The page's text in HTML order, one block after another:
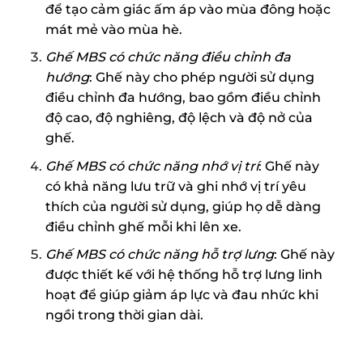
để tạo cảm giác ấm áp vào mùa đông hoặc
mát mẻ vào mùa hè.
Ghế MBS có chức năng điều chỉnh đa
hướng: Ghế này cho phép người sử dụng
điều chỉnh đa hướng, bao gồm điều chỉnh
độ cao, độ nghiêng, độ lệch và độ nở của
ghế.
Ghế MBS có chức năng nhớ vị trí: Ghế này
có khả năng lưu trữ và ghi nhớ vị trí yêu
thích của người sử dụng, giúp họ dễ dàng
điều chỉnh ghế mỗi khi lên xe.
Ghế MBS có chức năng hỗ trợ lưng: Ghế này
được thiết kế với hệ thống hỗ trợ lưng linh
hoạt để giúp giảm áp lực và đau nhức khi
ngồi trong thời gian dài.